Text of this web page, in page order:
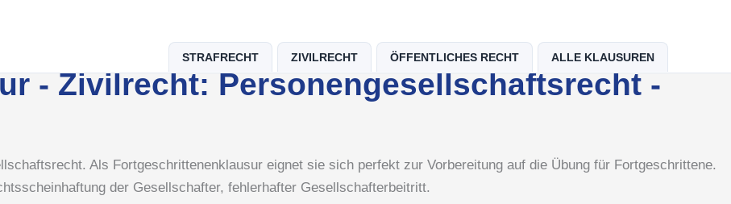
STRAFRECHT ZIVILRECHT ÖFFENTLICHES RECHT ALLE KLAUSUREN
- Zivilrecht: Personengesellschaftsrecht -
Als Fortgeschrittenenklausur eignet sie sich perfekt zur Vorbereitung auf die Übung für Fortgeschrittene.
der Gesellschafter, fehlerhafter Gesellschafterbeitritt.